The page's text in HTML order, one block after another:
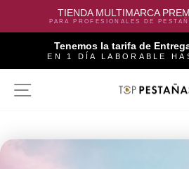
TIENDA MULTIMARCA
PARA PROFESIONALES DE
Tenemos la tarifa de
EN 1 DÍA LABORABLE
SITE NAVIGATION